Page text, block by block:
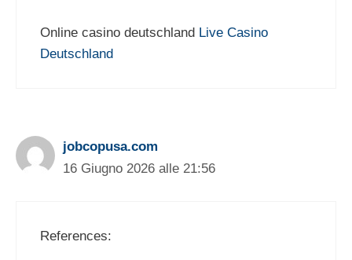
Online casino deutschland Live Casino
Deutschland
jobcopusa.com
16 Giugno 2026 alle 21:56
References: